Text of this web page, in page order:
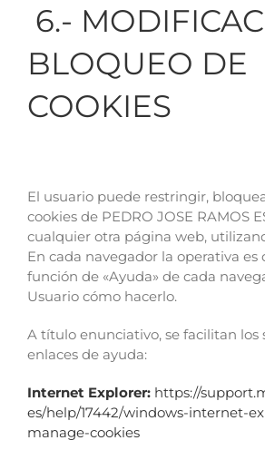
6.-
BLOQUEO DE
COOKIES
El usuario puede restringir,
cookies de PEDRO JOSE RAMOS
cualquier otra página web,
En cada navegador la operativa es
función de «Ayuda» de cada
Usuario cómo hacerlo.
A título enunciativo, se facilitan los
enlaces de ayuda:
Internet Explorer: https://
es/help/17442/windows-internet-
manage-cookies